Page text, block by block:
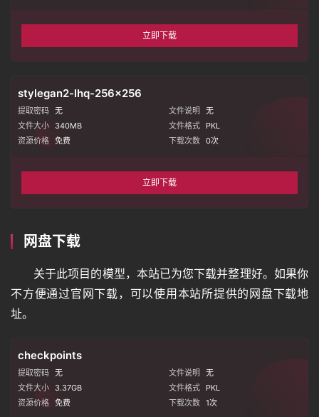
首
语
图
立即下载
stylegan2-lhq-256×256
提取密码 无 文件说明
无
文件大小
340MB 文件格式
PKL
资源价格 免费 下载次数 0次
立即下载
网盘下载
关于此项目的模型，本站已为您下载并整理好。如果你
不方便通过官网下载，可以使用本站所提供的网盘下载地
址。
checkpoints
提取密码 无 文件说明
无
文件大小
3.37GB 文件格式
PKL
资源价格 免费 下载次数 1次